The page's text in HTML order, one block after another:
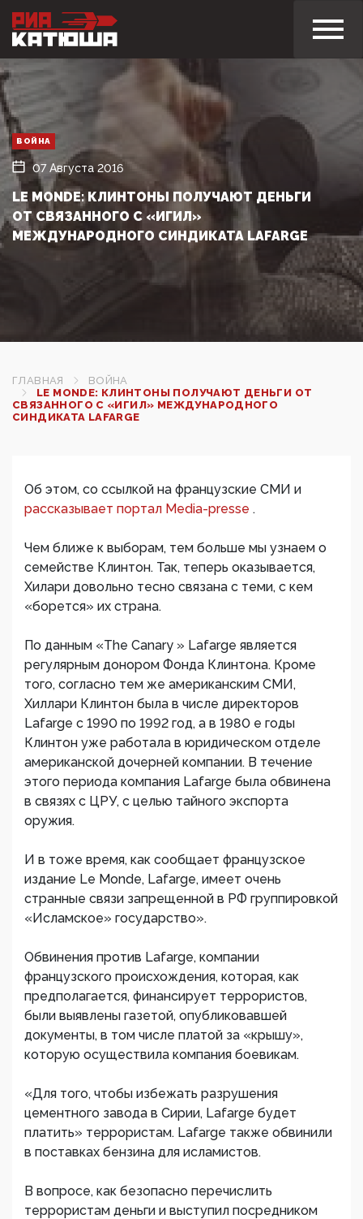
ВОЙНА
07 Августа 2016
LE MONDE: КЛИНТОНЫ ПОЛУЧАЮТ ДЕНЬГИ
ОТ СВЯЗАННОГО С «ИГИЛ»
МЕЖДУНАРОДНОГО СИНДИКАТА LAFARGE
ГЛАВНАЯ
ВОЙНА
LE MONDE: КЛИНТОНЫ ПОЛУЧАЮТ ДЕНЬГИ ОТ
СВЯЗАННОГО С «ИГИЛ» МЕЖДУНАРОДНОГО
СИНДИКАТА LAFARGE
Об этом, со ссылкой на французские СМИ и
рассказывает портал Мedia-presse .
Чем ближе к выборам, тем больше мы узнаем о
семействе Клинтон. Так, теперь оказывается,
Хилари довольно тесно связана с теми, с кем
«борется» их страна.
По данным «The Canary » Lafarge является
регулярным донором Фонда Клинтона. Кроме
того, согласно тем же американским СМИ,
Хиллари Клинтон была в числе директоров
Lafarge с 1990 по 1992 год, а в 1980 е годы
Клинтон уже работала в юридическом отделе
американской дочерней компании. В течение
этого периода компания Lafarge была обвинена
в связях с ЦРУ, с целью тайного экспорта
оружия.
И в тоже время, как сообщает французское
издание Le Monde, Lafarge, имеет очень
странные связи запрещенной в РФ группировкой
«Исламское» государство».
Обвинения против Lafarge, компании
французского происхождения, которая, как
предполагается, финансирует террористов,
были выявлены газетой, опубликовавшей
документы, в том числе платой за «крышу»,
которую осуществила компания боевикам.
«Для того, чтобы избежать разрушения
цементного завода в Сирии, Lafarge будет
платить» террористам. Lafarge также обвинили
в поставках бензина для исламистов.
В вопросе, как безопасно перечислить
террористам деньги и выступил посредником